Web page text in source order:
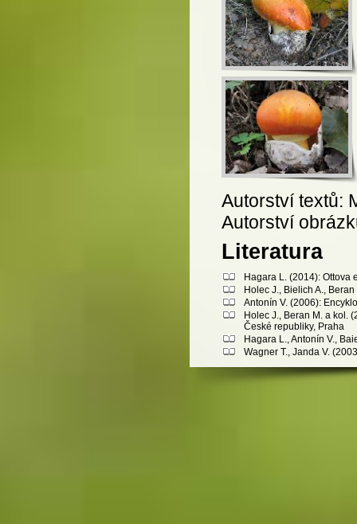
Autorství textů:
Autorství
Literatura
Hagara L. (2014): Ottova
Holec J., Bielich A.,
Antonín V. (2006):
Holec J., Beran M. a kol.
České republiky, Praha
Hagara L., Antonín V.,
Wagner T., Janda V.